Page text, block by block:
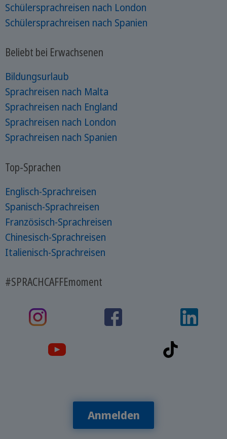
Schülersprachreisen nach London
Schülersprachreisen nach Spanien
Beliebt bei Erwachsenen
Bildungsurlaub
Sprachreisen nach Malta
Sprachreisen nach England
Sprachreisen nach London
Sprachreisen nach Spanien
Top-Sprachen
Englisch-Sprachreisen
Spanisch-Sprachreisen
Französisch-Sprachreisen
Chinesisch-Sprachreisen
Italienisch-Sprachreisen
#SPRACHCAFFEmoment
Anmelden